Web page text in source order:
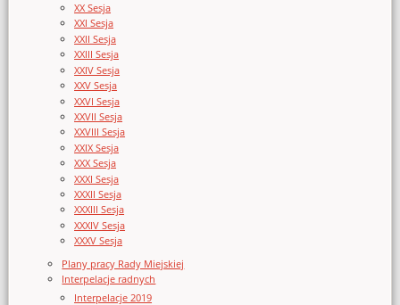
XX Sesja
XXI Sesja
XXII Sesja
XXIII Sesja
XXIV Sesja
XXV Sesja
XXVI Sesja
XXVII Sesja
XXVIII Sesja
XXIX Sesja
XXX Sesja
XXXI Sesja
XXXII Sesja
XXXIII Sesja
XXXIV Sesja
XXXV Sesja
Plany pracy Rady Miejskiej
Interpelacje radnych
Interpelacje 2019